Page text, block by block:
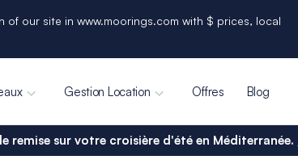
of our site in www.moorings.com with $ prices, local
Gestion Location Offres Blog
remise sur votre croisière d'été en Méditerranée.